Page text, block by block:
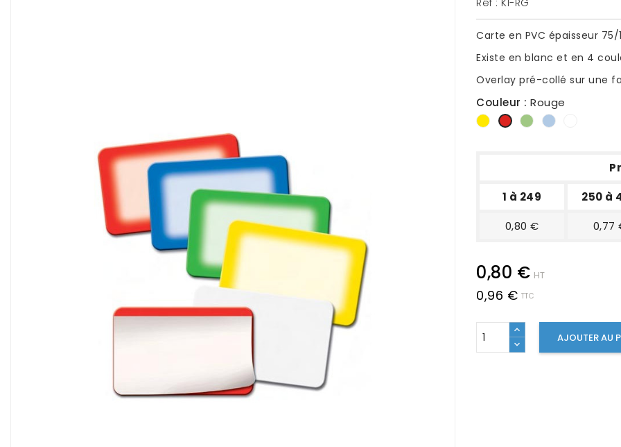
Réf : KI-RG
Carte en PVC épaisseur
Existe en blanc et en 4
Overlay pré-collé sur une
Couleur : Rouge
JauneRougeVertBleu
1 à 249
250 à
0,80 €
0,77
0,80 € HT
0,96 € TTC
AJOUTER AU